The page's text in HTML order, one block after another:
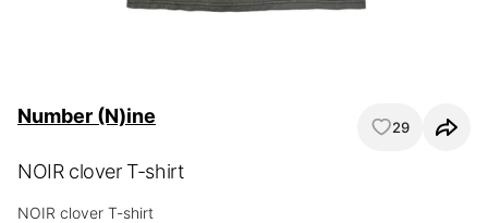
Number (N)ine 29
NOIR clover T-shirt
NOIR clover T-shirt